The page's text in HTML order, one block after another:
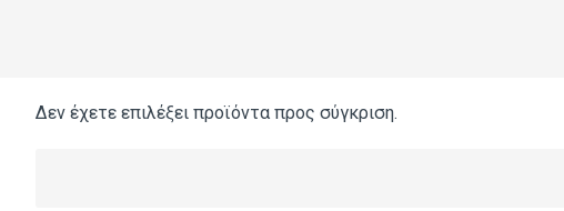
Δεν έχετε επιλέξει προϊόντα προς σύγκριση.